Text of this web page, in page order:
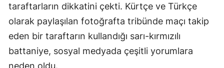
taraftarların dikkatini çekti. Kürtçe ve Türkçe
olarak paylaşılan fotoğrafta tribünde maçı takip
eden bir taraftarın kullandığı sarı-kırmızılı
battaniye, sosyal medyada çeşitli yorumlara
neden oldu.